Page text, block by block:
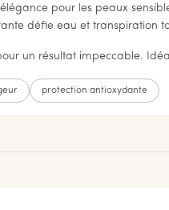
pour les peaux
défie eau et transpiration
un résultat impeccable.
protection antioxydante